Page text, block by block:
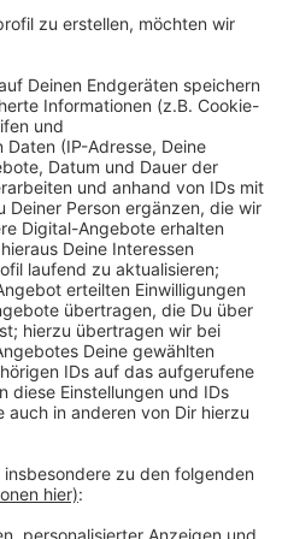
PKW auf Höhe Rheindorf
bei einem
beiden Wagen steifte
Insgesamt waren
beteiligt. Eine Person kam
Eine andere wurde
Uhr war die Autobahn